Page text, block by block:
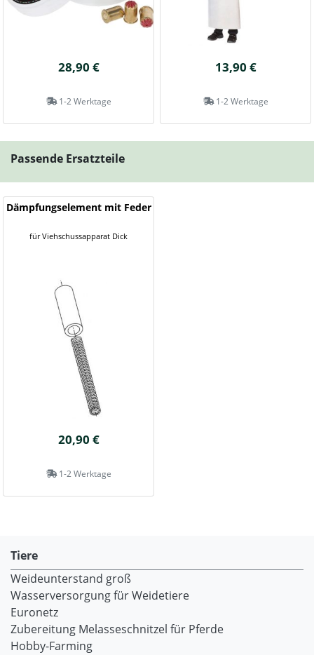
28,90 €
1-2 Werktage
13,90 €
1-2 Werktage
Passende Ersatzteile
Dämpfungselement mit Feder
für Viehschussapparat Dick
20,90 €
1-2 Werktage
Tiere
Weideunterstand groß
Wasserversorgung für Weidetiere
Euronetz
Zubereitung Melasseschnitzel für Pferde
Hobby-Farming